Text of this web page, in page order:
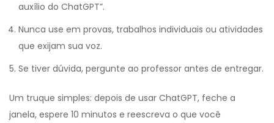
auxílio do ChatGPT”.
Nunca use em provas, trabalhos individuais ou atividades
que exijam sua voz.
Se tiver dúvida, pergunte ao professor antes de entregar.
Um truque simples: depois de usar ChatGPT, feche a
janela, espere 10 minutos e reescreva o que você